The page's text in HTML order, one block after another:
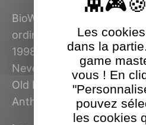
BioWare est réputé pour
ordinateur depuis la sortie
1998. On compte parmi
Neverwinter Nights, Star
Old Republic, Dragon Age,
Anthem sorti en 2019.
Les
dans la
game
vous ! En
pouvez
les cookies